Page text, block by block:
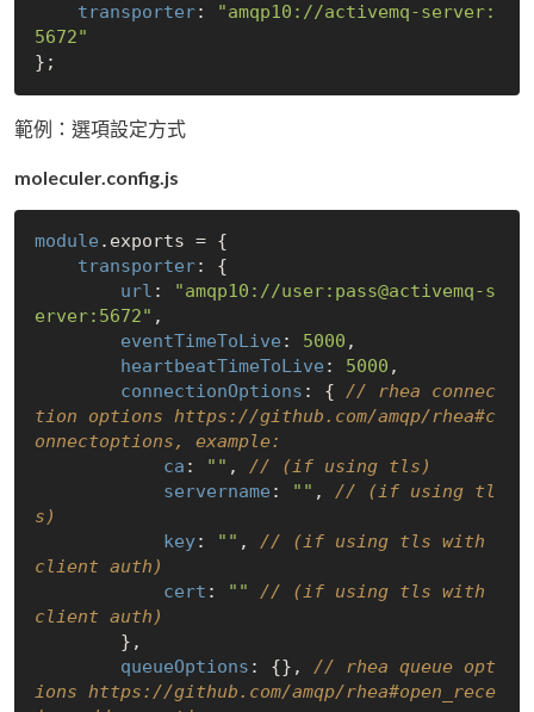
transporter:
"amqp10://activemq-server:
5672"
範例：選項設定方式
moleculer.config.js
module .exports = {
transporter: {
url :
"amqp10://user:pass@activemq-s
erver:5672" ,
eventTimeToLive : 5000 ,
heartbeatTimeToLive : 5000 ,
connectionOptions : { // rhea connec
tion options https://github.com/amqp/rhea#c
onnectoptions, example:
ca : "" , // (if using tls)
servername : "" , // (if using tl
s)
key: "" , // (if using tls with
client auth)
cert : ""
// (if using tls with
client auth)
queueOptions : {}, // rhea queue opt
ions https://github.com/amqp/rhea#open_rece